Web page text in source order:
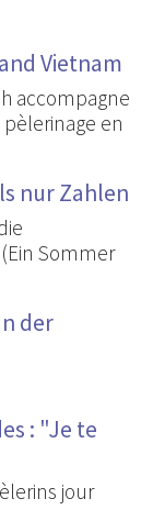
Vietnam
accompagne
en
nur Zahlen
Sommer
der
: "Je te
jour